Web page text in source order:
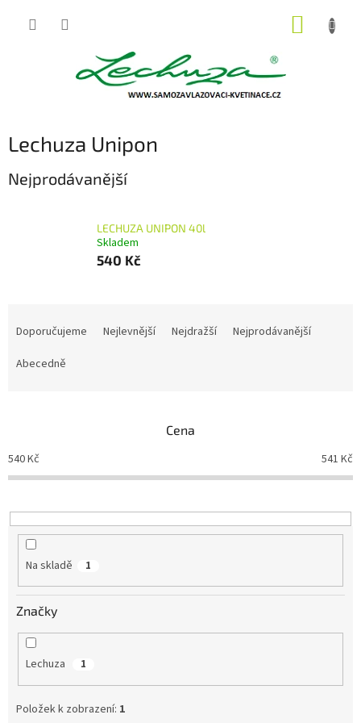
Lechuza Unipon
Nejprodávanější
LECHUZA UNIPON 40l
Skladem
540 Kč
o
d
k
t
Doporučujeme Nejlevnější Nejdražší
Nejprodávanější
Abecedně
Cena
540Kč 541 Kč
Na skladě 1
Značky
Lechuza 1
Položek k zobrazení: 1